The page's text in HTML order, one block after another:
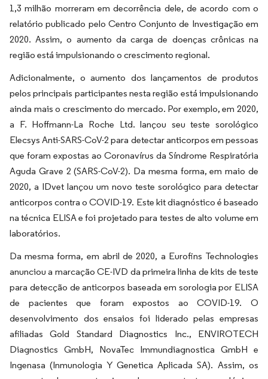
1,3 milhão morreram em decorrência dele, de acordo com o
relatório publicado pelo Centro Conjunto de Investigação em
2020. Assim, o aumento da carga de doenças crônicas na
região está impulsionando o crescimento regional.
Adicionalmente, o aumento dos lançamentos de produtos
pelos principais participantes nesta região está impulsionando
ainda mais o crescimento do mercado. Por exemplo, em 2020,
a F. Hoffmann-La Roche Ltd. lançou seu teste sorológico
Elecsys Anti-SARS-CoV-2 para detectar anticorpos em pessoas
que foram expostas ao Coronavírus da Síndrome Respiratória
Aguda Grave 2 (SARS-CoV-2). Da mesma forma, em maio de
2020, a IDvet lançou um novo teste sorológico para detectar
anticorpos contra o COVID-19. Este kit diagnóstico é baseado
na técnica ELISA e foi projetado para testes de alto volume em
laboratórios.
Da mesma forma, em abril de 2020, a Eurofins Technologies
anunciou a marcação CE-IVD da primeira linha de kits de teste
para detecção de anticorpos baseada em sorologia por ELISA
de pacientes que foram expostos ao COVID-19. O
desenvolvimento dos ensaios foi liderado pelas empresas
afiliadas Gold Standard Diagnostics Inc., ENVIROTECH
Diagnostics GmbH, NovaTec Immundiagnostica GmbH e
Ingenasa (Inmunologia Y Genetica Aplicada SA). Assim, os